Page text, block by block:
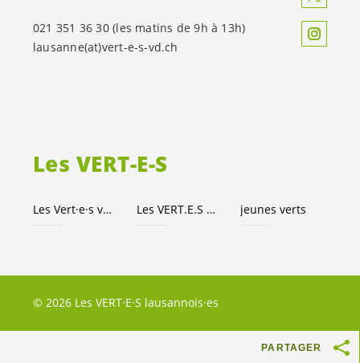
PARTAGER
Les VERT-E-S
Les Vert·e·s vaudois·es Les VERT.E.S jeunes verts
021 351 36 30 (les matins de 9h à 13h)
lausanne(at)vert-e-s-vd.ch
© 2026 Les VERT·E·S lausannois·es